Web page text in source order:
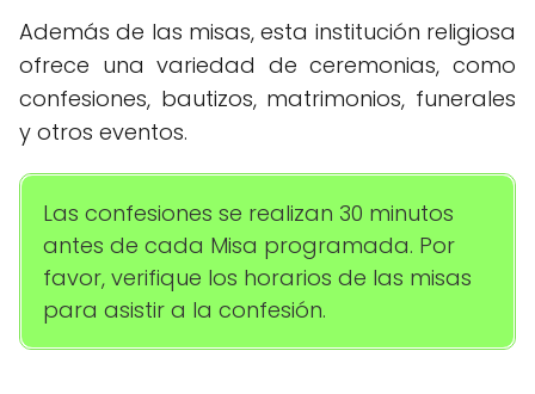
Además de las misas, esta institución religiosa
ofrece una variedad de ceremonias, como
confesiones, bautizos, matrimonios, funerales
y otros eventos.
Las confesiones se realizan 30 minutos
antes de cada Misa programada. Por
favor, verifique los horarios de las misas
para asistir a la confesión.